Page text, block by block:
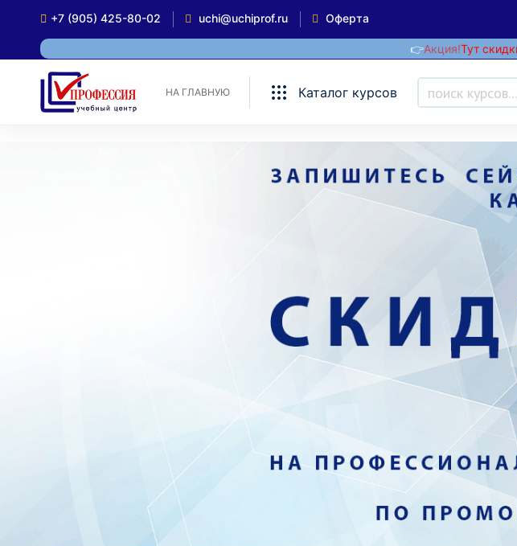
+7 (905) 425-80-02 uchi@uchiprof.ru Оферта
👉Акция!Тут
НА ГЛАВНУЮ Каталог курсов